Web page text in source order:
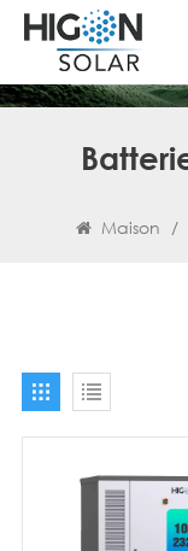
Maison /